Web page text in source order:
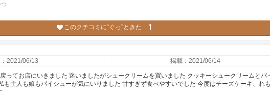
つ
このクチコミに“ぐっ”ときた 1
2021/06/13 掲載：2021/06/14
ってお店にいきました 迷いましたがシュークリームを買いました クッキーシュークリームとパ
も主人も娘もパイシューが気にいりました 甘すぎず食べやすいでした 今度はチーズケーキ、れ